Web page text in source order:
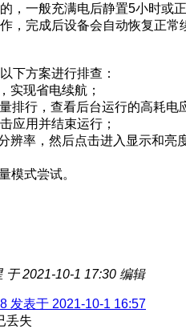
，一般充满电后静置5小时或正
，完成后设备会自动恢复正常
下方案进行排查：
实现省电续航；
排行，查看后台运行的高耗电
应用并结束运行；
辨率，然后点击进入显示和亮
模式尝试。
于 2021-10-1 17:30 编辑
发表于 2021-10-1 16:57
丢失